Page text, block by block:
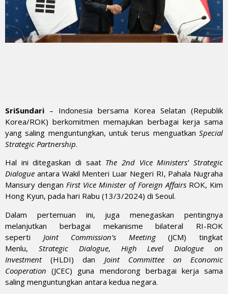
SriSundari – Indonesia bersama Korea Selatan (Republik
Korea/ROK) berkomitmen memajukan berbagai kerja sama
yang saling menguntungkan, untuk terus menguatkan Special
Strategic Partnership.
Hal ini ditegaskan di saat The 2nd Vice Ministers’ Strategic
Dialogue antara Wakil Menteri Luar Negeri RI, Pahala Nugraha
Mansury dengan First Vice Minister of Foreign Affairs ROK, Kim
Hong Kyun, pada hari Rabu (13/3/2024) di Seoul.
Dalam pertemuan ini, juga menegaskan pentingnya
melanjutkan berbagai mekanisme bilateral RI-ROK
seperti Joint Commission’s Meeting(JCM) tingkat
Menlu, Strategic Dialogue, High Level Dialogue on
Investment(HLDI) dan Joint Committee on Economic
Cooperation(JCEC) guna mendorong berbagai kerja sama
saling menguntungkan antara kedua negara.